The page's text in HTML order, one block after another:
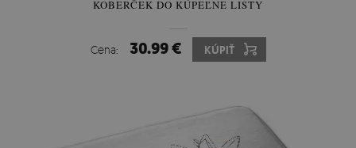
KOBERČEK DO KÚPEĽNE LISTY
Cena: 30.99 € KÚPIŤ